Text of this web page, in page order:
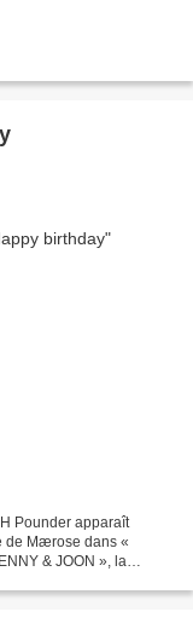
Pounder apparaît
de Mærose dans «
& JOON », la